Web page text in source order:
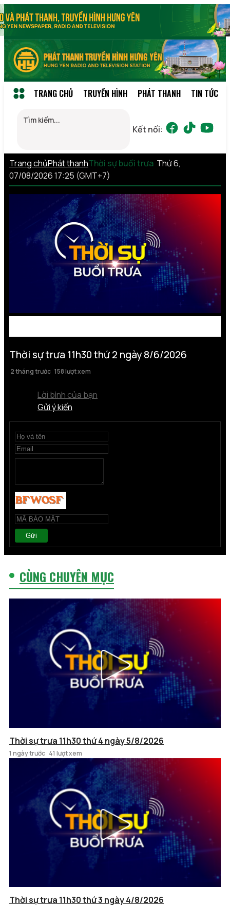
TRANG CHỦ TRUYỀN HÌNH PHÁT THANH TIN TỨC
Kết nối:
Trang chủPhát thanhThời sự buổi trưa Thứ 6,
07/08/2026 17:25 (GMT+7)
Thời sự trưa 11h30 thứ 2 ngày 8/6/2026
2 tháng trước 158 lượt xem
Lời bình của bạn
Gửi ý kiến
Gửi
CÙNG CHUYÊN MỤC
Thời sự trưa 11h30 thứ 4 ngày 5/8/2026
1 ngày trước 41 lượt xem
Thời sự trưa 11h30 thứ 3 ngày 4/8/2026